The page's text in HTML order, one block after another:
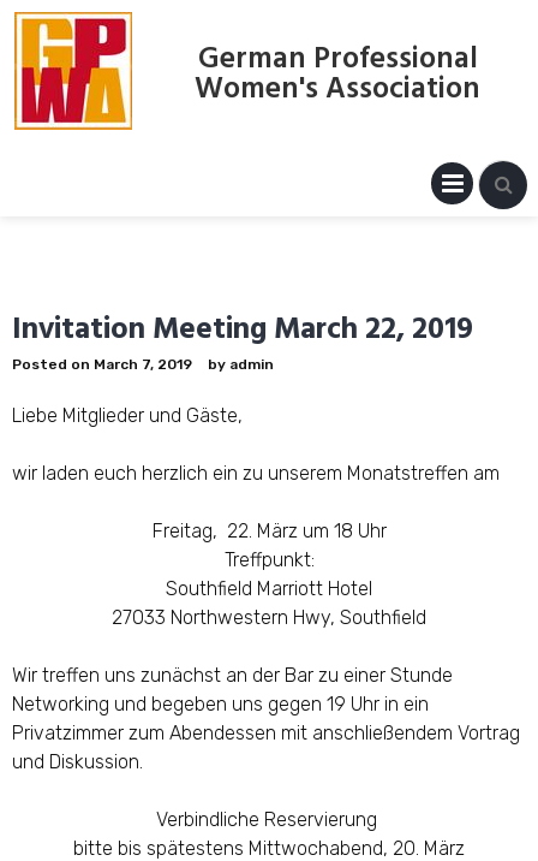
Skip
content
German Professional
Women's Association
Invitation Meeting March 22, 2019
Posted on March 7, 2019 by admin
Liebe Mitglieder und Gäste,
wir laden euch herzlich ein zu unserem Monatstreffen am
Freitag, 22. März um 18 Uhr
Treffpunkt:
Southfield Marriott Hotel
27033 Northwestern Hwy, Southfield
Wir treffen uns zunächst an der Bar zu einer Stunde
Networking und begeben uns gegen 19 Uhr in ein
Privatzimmer zum Abendessen mit anschließendem Vortrag
und Diskussion.
Verbindliche Reservierung
bitte bis spätestens Mittwochabend, 20. März